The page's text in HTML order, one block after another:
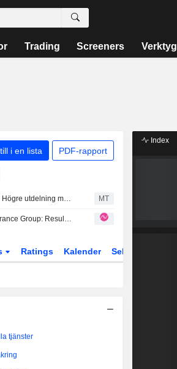
Trading Screeners Verktyg
i en lista PDF-rapport
Berenberg: Högre utdelning möjlig efter Zurich Insurances rekordresultat MT
Zurich Insurance Group: Resultat för första halvåret 2026: Livförsäkring glänser medan trenden för sakförsäkring är mer blandad
Ratings Kalender Sektor
tjänster
Index